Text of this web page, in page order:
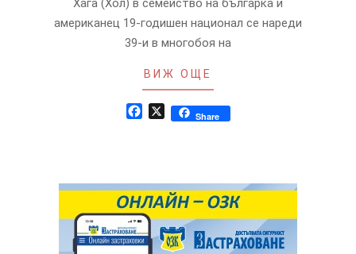
Хага (Хол) в семейство на българка и
американец 19-годишен национал се нареди
39-и в многобоя на
ВИЖ ОЩЕ
Facebook
X Share